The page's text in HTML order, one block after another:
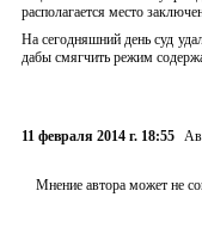
располагается место
На сегодняшний день суд
дабы смягчить режим
11 февраля 2014 г. 18:55
Мнение автора может не